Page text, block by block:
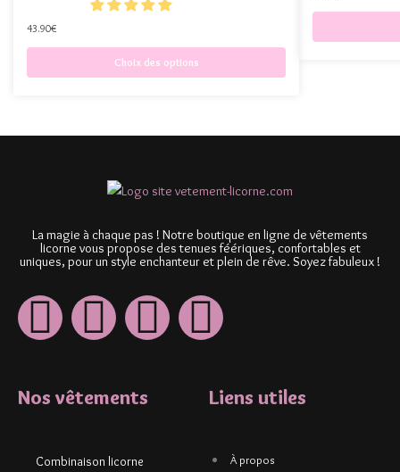
43.90€
Choix des options
La magie à chaque pas ! Notre boutique en ligne de vêtements
licorne vous propose des tenues féériques, confortables et
uniques, pour un style enchanteur et plein de rêve. Soyez fabuleux !
Nos vêtements
Combinaison licorne
Liens utiles
À propos